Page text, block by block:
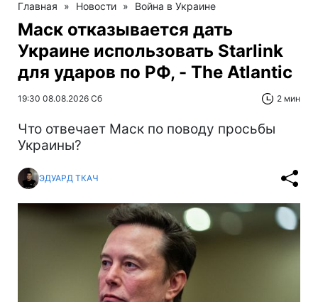
Главная » Новости » Война в Украине
Маск отказывается дать
Украине использовать Starlink
для ударов по РФ, - The Atlantic
19:30 08.08.2026 Сб 2 мин
Что отвечает Маск по поводу просьбы
Украины?
ЭДУАРД ТКАЧ